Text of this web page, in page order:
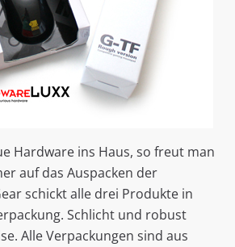
Hardware ins Haus, so freut man
auf das Auspacken der
schickt alle drei Produkte in
Schlicht und robust
Alle Verpackungen sind aus